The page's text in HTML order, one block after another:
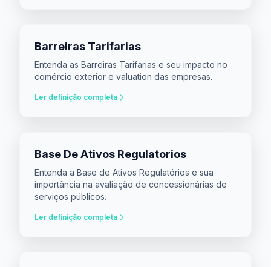
Barreiras Tarifarias
Entenda as Barreiras Tarifarias e seu impacto no
comércio exterior e valuation das empresas.
Ler definição completa
Base De Ativos Regulatorios
Entenda a Base de Ativos Regulatórios e sua
importância na avaliação de concessionárias de
serviços públicos.
Ler definição completa